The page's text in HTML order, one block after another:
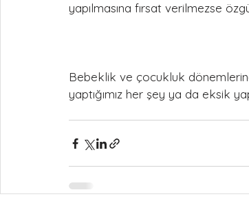
yapılmasına fırsat verilmezse
Bebeklik ve çocukluk
yaptığımız her şey ya da eksik